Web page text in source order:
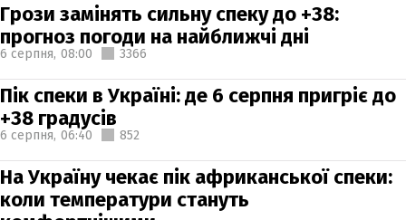
Грози замінять сильну спеку до +38:
прогноз погоди на найближчі дні
6 серпня, 08:00 3366
Пік спеки в Україні: де 6 серпня пригріє до
+38 градусів
6 серпня, 06:40 852
На Україну чекає пік африканської спеки:
коли температури стануть